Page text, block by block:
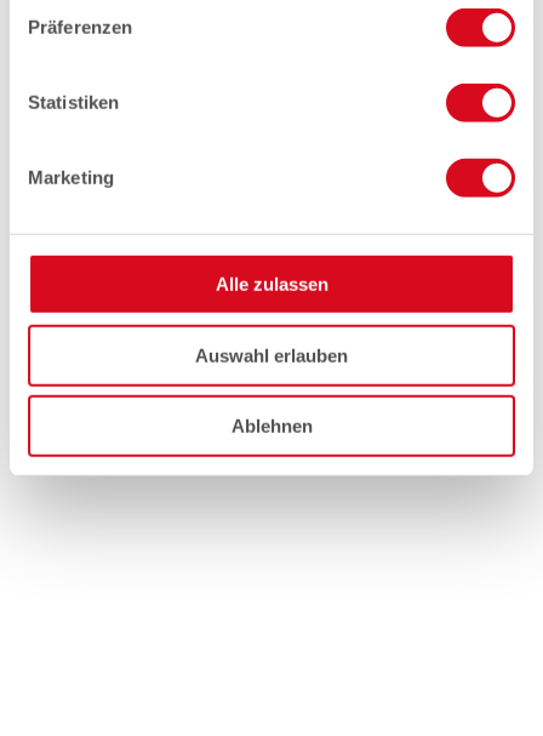
Präferenzen
Statistiken
Marketing
Alle zulassen
Auswahl erlauben
Ablehnen